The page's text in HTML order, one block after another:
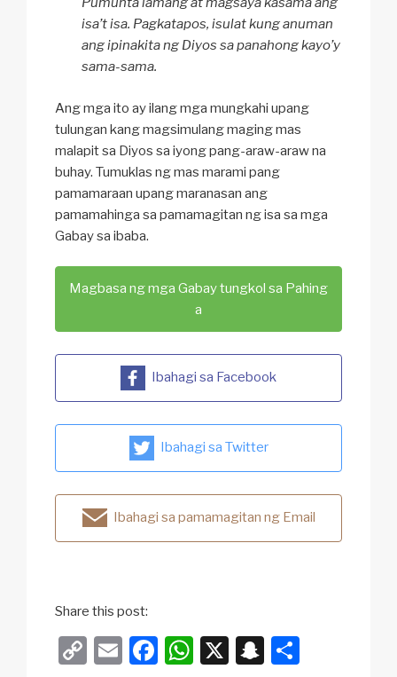
isa’t isa. Pagkatapos, isulat kung anuman
ang ipinakita ng Diyos sa panahong kayo’y
sama-sama.
Ang mga ito ay ilang mga mungkahi upang
tulungan kang magsimulang maging mas
malapit sa Diyos sa iyong pang-araw-araw na
buhay. Tumuklas ng mas marami pang
pamamaraan upang maranasan ang
pamamahinga sa pamamagitan ng isa sa mga
Gabay sa ibaba.
Magbasa ng mga Gabay tungkol sa Pahing
a
Ibahagi sa Facebook
Ibahagi sa Twitter
Ibahagi sa pamamagitan ng Email
Share this post:
C
E
F
W X
S